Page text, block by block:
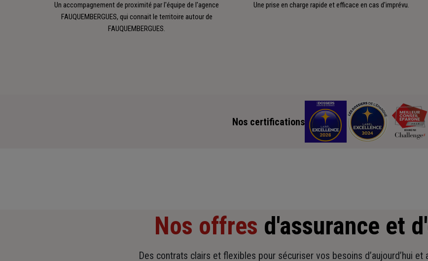
Un accompagnement de proximité par l'équipe de l'agence
FAUQUEMBERGUES, qui connait le territoire autour de
FAUQUEMBERGUES.
Une prise en charge rapide et efficace en cas d'imprévu.
Nos certifications
Nos offres d'assurance et
Des contrats clairs et flexibles pour sécuriser vos besoins d’aujourd’hui et